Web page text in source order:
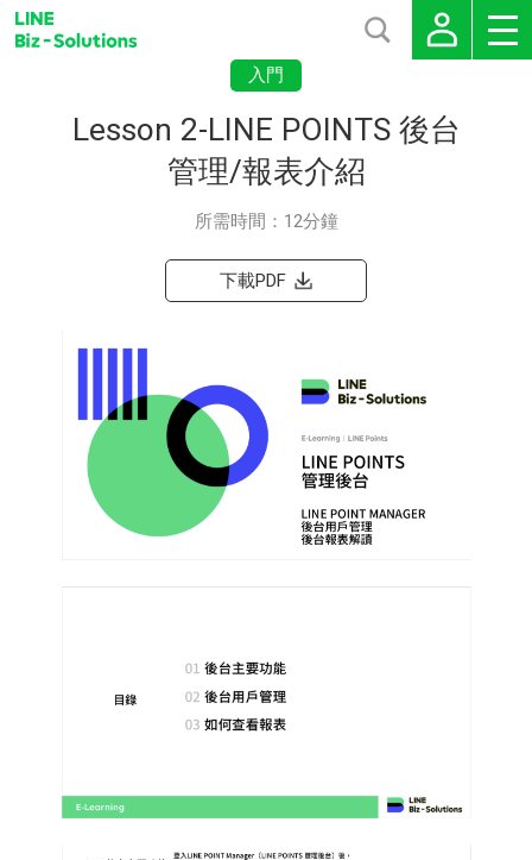
入門
Lesson 2-LINE POINTS 後台
管理/報表介紹
所需時間：12分鐘
下載PDF